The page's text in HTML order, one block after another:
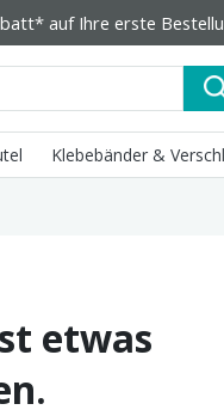
auf Ihre erste
Klebebänder &
etwas